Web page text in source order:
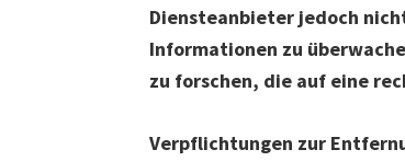
Diensteanbieter jedoch
Informationen zu
zu forschen, die auf eine
Verpflichtungen zur